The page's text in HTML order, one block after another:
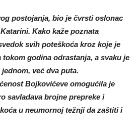
postojanja, bio je čvrsti oslonac
Kako kaže poznata
svih poteškoća kroz koje je
godina odrastanja, a svaku je
već dva puta.
Bojkovićeve omogućila je
savladava brojne prepreke i
u neumornoj težnji da zaštiti i